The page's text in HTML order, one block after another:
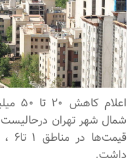
شمال شهر تهران درحالیست
داشت.